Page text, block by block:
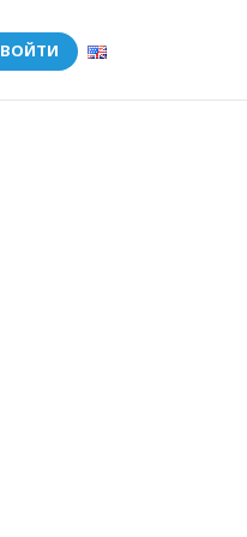
ВОЙТИ